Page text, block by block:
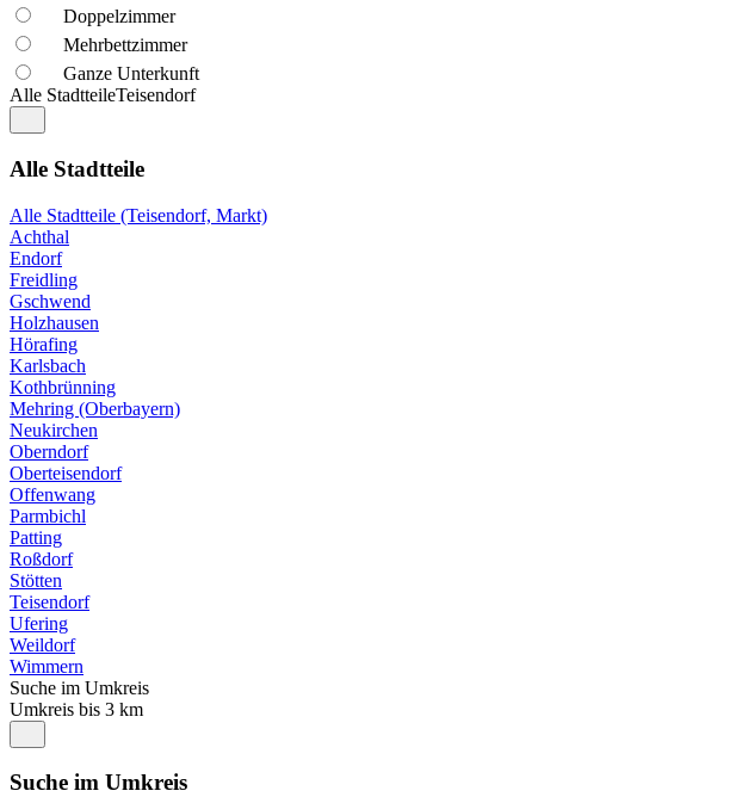
Doppelzimmer
Mehrbettzimmer
Ganze Unterkunft
Alle StadtteileTeisendorf
Alle Stadtteile
Alle Stadtteile (Teisendorf, Markt)
Achthal
Endorf
Freidling
Gschwend
Holzhausen
Hörafing
Karlsbach
Kothbrünning
Mehring (Oberbayern)
Neukirchen
Oberndorf
Oberteisendorf
Offenwang
Parmbichl
Patting
Roßdorf
Stötten
Teisendorf
Ufering
Weildorf
Wimmern
Suche im Umkreis
Umkreis bis 3 km
Suche im Umkreis